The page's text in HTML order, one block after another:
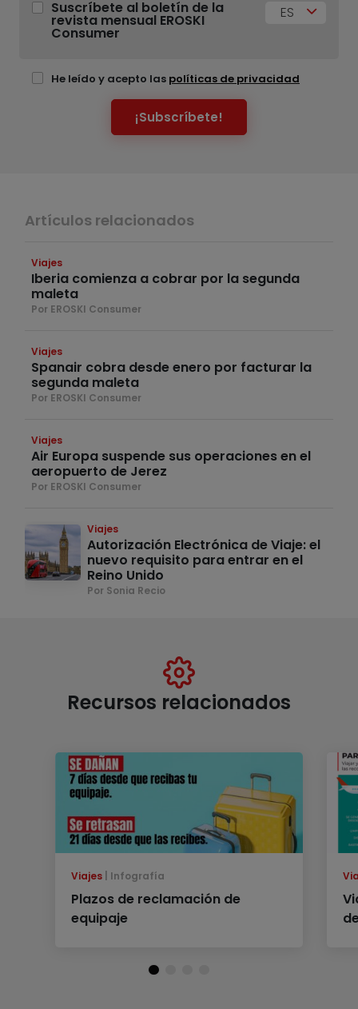
Suscríbete al boletín de la
revista mensual EROSKI
Consumer
ES
He leído y acepto las políticas de privacidad
¡Subscríbete!
Artículos relacionados
Viajes
Iberia comienza a cobrar por la segunda
maleta
Por EROSKI Consumer
Viajes
Spanair cobra desde enero por facturar la
segunda maleta
Por EROSKI Consumer
Viajes
Air Europa suspende sus operaciones en el
aeropuerto de Jerez
Por EROSKI Consumer
Viajes
Autorización Electrónica de Viaje: el
nuevo requisito para entrar en el
Reino Unido
Por Sonia Recio
Recursos relacionados
Viajes Infografía
Plazos de reclamación de
equipaje